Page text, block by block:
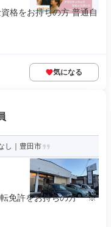
格をお持ちの方 普通自
気になる
し｜豊田市
転免許をお持ちの方 ※